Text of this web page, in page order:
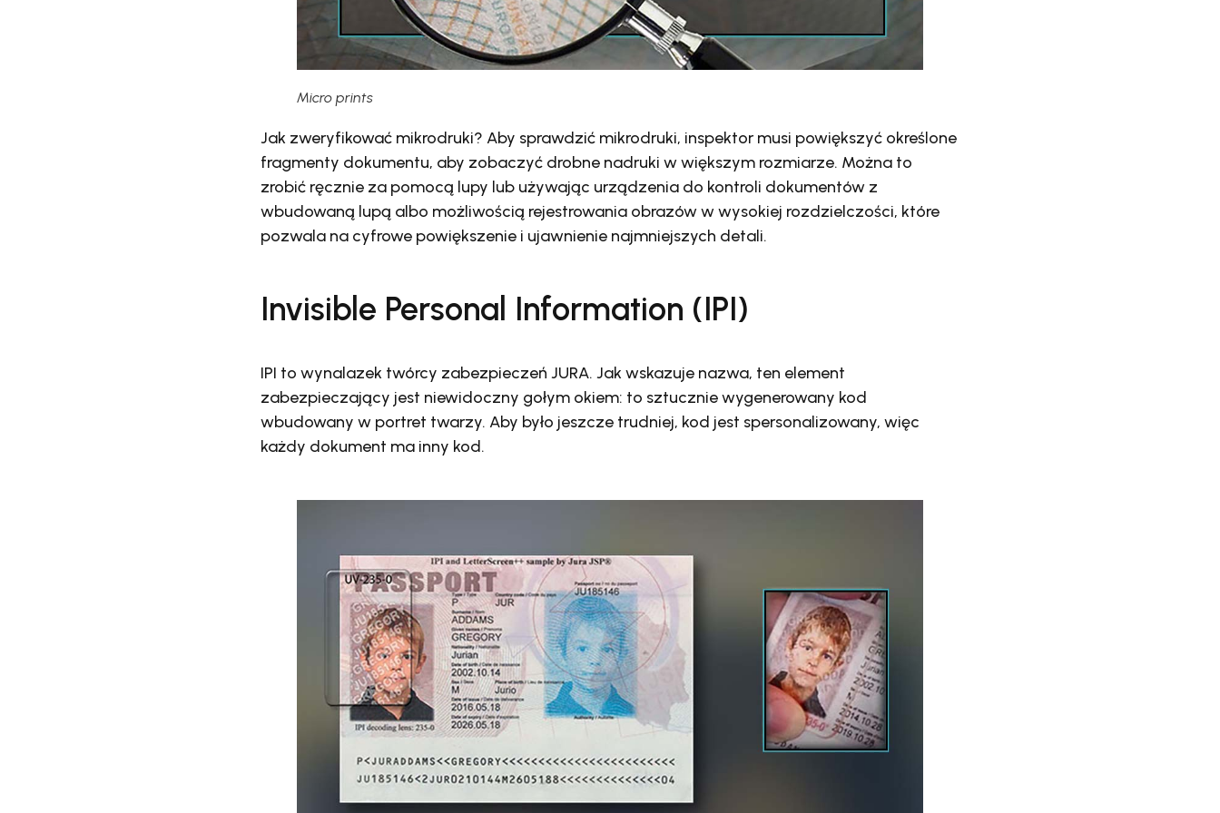
Micro prints
Jak zweryfikować mikrodruki? Aby sprawdzić mikrodruki, inspektor musi powiększyć określone
fragmenty dokumentu, aby zobaczyć drobne nadruki w większym rozmiarze. Można to
zrobić ręcznie za pomocą lupy lub używając urządzenia do kontroli dokumentów z
wbudowaną lupą albo możliwością rejestrowania obrazów w wysokiej rozdzielczości, które
pozwala na cyfrowe powiększenie i ujawnienie najmniejszych detali.
Invisible Personal Information (IPI)
IPI to wynalazek twórcy zabezpieczeń JURA. Jak wskazuje nazwa, ten element
zabezpieczający jest niewidoczny gołym okiem: to sztucznie wygenerowany kod
wbudowany w portret twarzy. Aby było jeszcze trudniej, kod jest spersonalizowany, więc
każdy dokument ma inny kod.